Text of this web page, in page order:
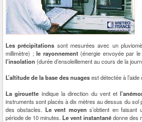
Les précipitations sont mesurées avec un
millimètre) ; le rayonnement (énergie envoyée par
l’insolation (durée d’ensoleillement au cours de la
L’altitude de la base des nuagesest détectée à l’aide
La girouette indique la direction du vent et
instruments sont placés à dix mètres au dessus du sol
des obstacles. Le vent moyens’obtient en
période de 10 minutes. Le vent instantanédonne des